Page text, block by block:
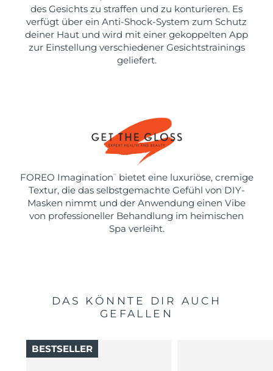
des Gesichts zu straffen und zu konturieren. Es
verfügt über ein Anti-Shock-System zum Schutz
deiner Haut und wird mit einer gekoppelten App
zur Einstellung verschiedener Gesichtstrainings
geliefert.
FOREO Imagination ™
bietet eine luxuriöse, cremige
Textur, die das selbstgemachte Gefühl von DIY-
Masken nimmt und der Anwendung einen Vibe
von professioneller Behandlung im heimischen
Spa verleiht.
DAS KÖNNTE DIR AUCH
GEFALLEN
BESTSELLER